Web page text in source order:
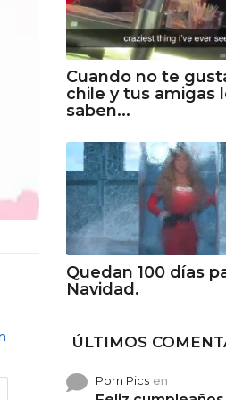
Cuando no te
chile y tus amigas
saben...
Quedan 100 días
Navidad.
ÚLTIMOS
Porn Picsen